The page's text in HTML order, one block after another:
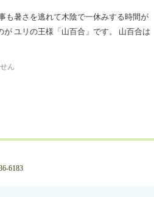
も暑さを逃れて木陰で一休みする時間が
ユリの王様「山百合」です。 山百合は
ん
6183